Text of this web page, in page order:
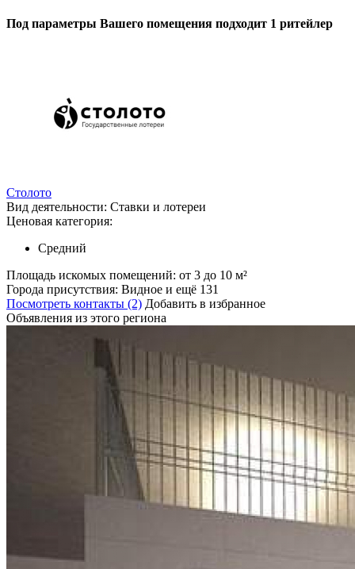
Под параметры Вашего помещения подходит 1 ритейлер
Столото
Вид деятельности: Ставки и лотереи
Ценовая категория:
Средний
Площадь искомых помещений: от 3 до 10 м²
Города присутствия: Видное и ещё 131
Посмотреть контакты (2) Добавить в избранное
Объявления из этого региона